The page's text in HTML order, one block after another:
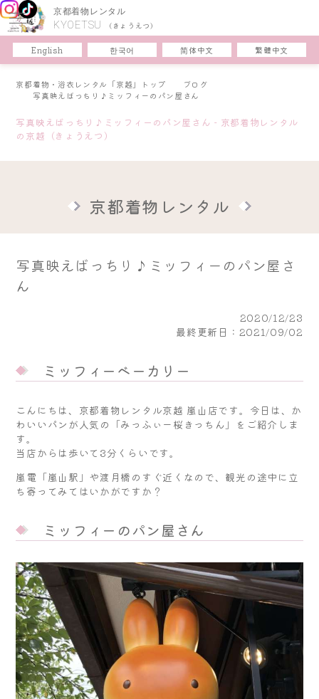
京都着物レンタル
KYOETSU (きょうえつ)
English 한국어 简体中文 繁體中文
京都着物・浴衣レンタル「京越」トップ
ブログ
写真映えばっちり♪ミッフィーのパン屋さん
写真映えばっちり♪ミッフィーのパン屋さん - 京都着物レンタル
の京越（きょうえつ）
京都着物レンタル
写真映えばっちり♪ミッフィーのパン屋さ
ん
2020/12/23
最終更新日：2021/09/02
ミッフィーベーカリー
こんにちは、京都着物レンタル京越 嵐山店です。今日は、か
わいいパンが人気の「みっふぃー桜きっちん」をご紹介しま
す。
当店からは歩いて3分くらいです。
嵐電「嵐山駅」や渡月橋のすぐ近くなので、観光の途中に立
ち寄ってみてはいかがですか？
ミッフィーのパン屋さん